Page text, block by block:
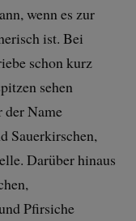
wenn es zur
ist. Bei
schon kurz
sehen
der Name
Sauerkirschen,
Darüber hinaus
Pfirsiche